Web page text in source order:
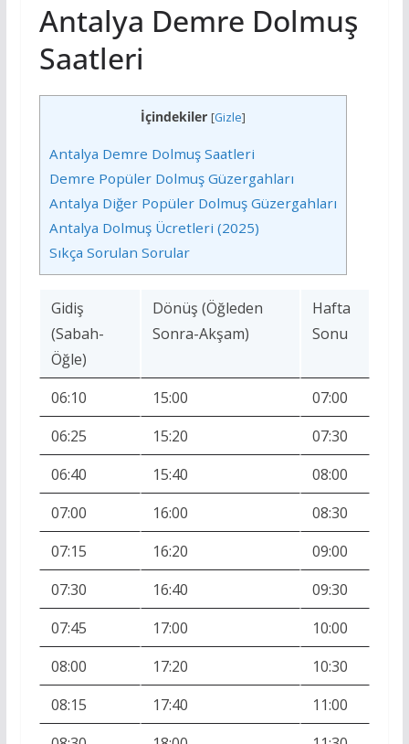
Antalya Demre Dolmuş
Saatleri
İçindekiler [Gizle]
Antalya Demre Dolmuş Saatleri
Demre Popüler Dolmuş Güzergahları
Antalya Diğer Popüler Dolmuş Güzergahları
Antalya Dolmuş Ücretleri (2025)
Sıkça Sorulan Sorular
Gidiş
(Sabah-
Öğle)
Dönüş (Öğleden
Sonra-Akşam)
Hafta
Sonu
06:10 15:00
07:00
06:25
15:20
07:30
06:40
15:40
08:00
07:00
16:00
08:30
07:15
16:20
09:00
07:30
16:40
09:30
07:45
17:00
10:00
08:00
17:20
10:30
08:15
17:40
11:00